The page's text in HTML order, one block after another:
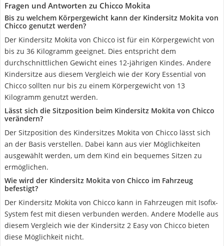
Fragen und Antworten zu Chicco Mokita
Bis zu welchem Körpergewicht kann der Kindersitz Mokita von
Chicco genutzt werden?
Der Kindersitz Mokita von Chicco ist für ein Körpergewicht von
bis zu 36 Kilogramm geeignet. Dies entspricht dem
durchschnittlichen Gewicht eines 12-jährigen Kindes. Andere
Kindersitze aus diesem Vergleich wie der Kory Essential von
Chicco sollten nur bis zu einem Körpergewicht von 13
Kilogramm genutzt werden.
Lässt sich die Sitzposition beim Kindersitz Mokita von Chicco
verändern?
Der Sitzposition des Kindersitzes Mokita von Chicco lässt sich
an der Basis verstellen. Dabei kann aus vier Möglichkeiten
ausgewählt werden, um dem Kind ein bequemes Sitzen zu
ermöglichen.
Wie wird der Kindersitz Mokita von Chicco im Fahrzeug
befestigt?
Der Kindersitz Mokita von Chicco kann in Fahrzeugen mit Isofix-
System fest mit diesen verbunden werden. Andere Modelle aus
diesem Vergleich wie der Kindersitz 2 Easy von Chicco bieten
diese Möglichkeit nicht.